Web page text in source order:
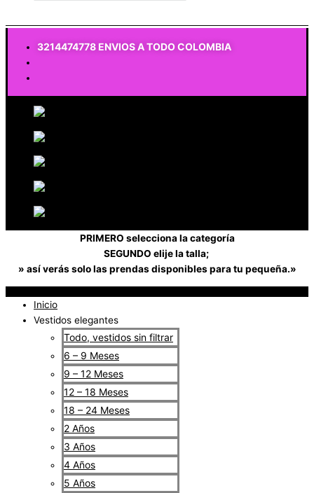
3214474778 ENVIOS A TODO COLOMBIA
PRIMERO selecciona la categoría
SEGUNDO elije la talla;
» así verás solo las prendas disponibles para tu pequeña.»
Inicio
Vestidos elegantes
Todo, vestidos sin filtrar
6 – 9 Meses
9 – 12 Meses
12 – 18 Meses
18 – 24 Meses
2 Años
3 Años
4 Años
5 Años